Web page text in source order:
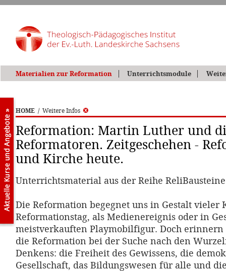
Materialien zur Reformation Unterrichtsmodule
HOME / Weitere Infos
Reformation: Martin Luther und
Reformatoren. Zeitgeschehen -
und Kirche heute.
Unterrichtsmaterial aus der Reihe
Die Reformation begegnet uns in Gestalt vieler
Reformationstag, als Medienereignis oder in
meistverkauften Playmobilfigur. Doch
die Reformation bei der Suche nach den
Denkens: die Freiheit des Gewissens, die
Gesellschaft, das Bildungswesen für alle und